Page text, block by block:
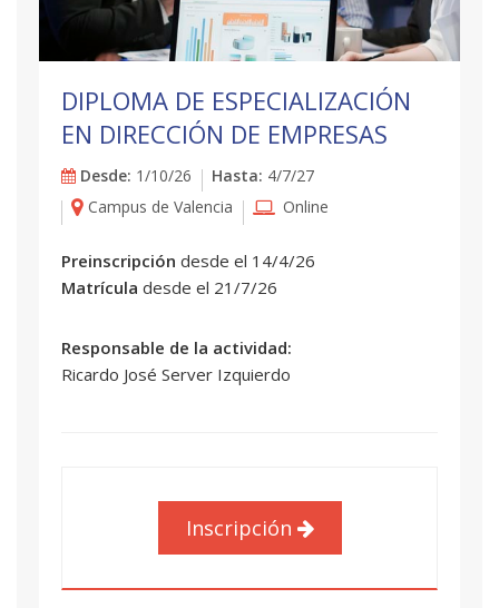
DIPLOMA DE ESPECIALIZACIÓN
EN DIRECCIÓN DE EMPRESAS
Desde: 1/10/26 Hasta: 4/7/27
Campus de Valencia
Online
Preinscripción desde el 14/4/26
Matrícula desde el 21/7/26
Responsable de la actividad:
Ricardo José Server Izquierdo
Inscripción